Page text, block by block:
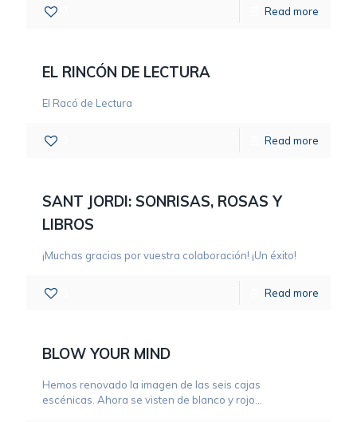
Read more
EL RINCÓN DE LECTURA
El Racó de Lectura
Read more
SANT JORDI: SONRISAS, ROSAS Y
LIBROS
¡Muchas gracias por vuestra colaboración! ¡Un éxito!
Read more
BLOW YOUR MIND
Hemos renovado la imagen de las seis cajas
escénicas. Ahora se visten de blanco y rojo...